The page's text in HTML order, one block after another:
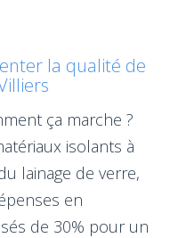
la qualité de
ça marche ?
isolants à
lainage de verre,
en
de 30% pour un